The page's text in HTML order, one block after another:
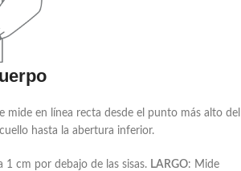
mide en línea recta desde el punto más alto del
hasta la abertura inferior.
1 cm por debajo de las sisas. LARGO: Mide